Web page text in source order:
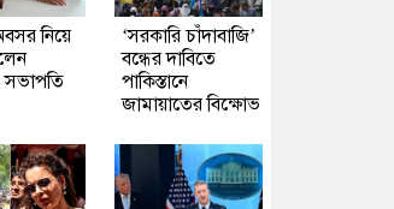
নিয়ে
‘সরকারি চাঁদাবাজি’
বন্ধের দাবিতে
পাকিস্তানে
জামায়াতের বিক্ষোভ